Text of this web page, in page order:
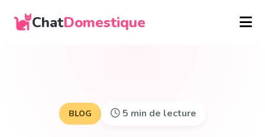
ChatDomestique
BLOG 5 min de lecture